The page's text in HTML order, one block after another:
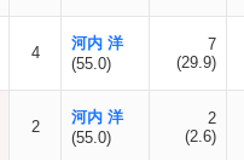
4
河内 洋
(55.0)
7
(29.9)
2
河内 洋
(55.0)
2
(2.6)